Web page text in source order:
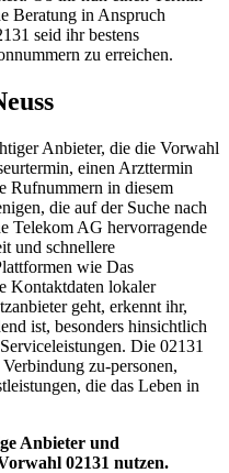
Beratung in Anspruch
seid ihr bestens
zu erreichen.
Anbieter, die die Vorwahl
einen Arzttermin
Rufnummern in diesem
die auf der Suche nach
Telekom AG hervorragende
und schnellere
wie Das
Kontaktdaten lokaler
geht, erkennt ihr,
ist, besonders hinsichtlich
Die 02131
zu-personen,
die das Leben in
Anbieter und
02131 nutzen.